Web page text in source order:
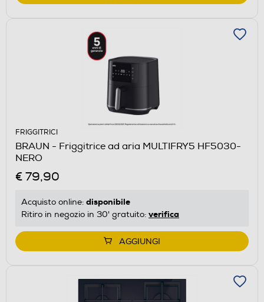
FRIGGITRICI
BRAUN - Friggitrice ad aria MULTIFRY5 HF5030-
NERO
€ 79,90
Acquisto online: disponibile
Ritiro in negozio in 30' gratuito: verifica
AGGIUNGI